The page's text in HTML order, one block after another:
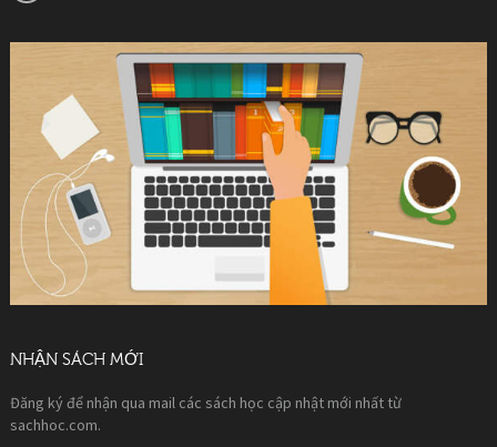
NHẬN SÁCH MỚI
Đăng ký để nhận qua mail các sách học cập nhật mới nhất từ
sachhoc.com.